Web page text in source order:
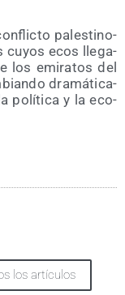
pales­tino-
cuyos ecos lle­ga­
los emi­ra­tos del
dra­má­ti­ca­
polí­ti­ca y la eco­
los artículos